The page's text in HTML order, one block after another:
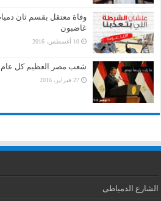
وفاة معتقل بقسم ثان
غاضبون
10 أغسطس، 2016
شعب مصر العظيم كل عام
27 فبراير، 2016
الشارع الدمياطى